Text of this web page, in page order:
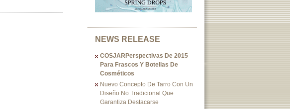
NEWS RELEASE
COSJARPerspectivas De 2015
Para Frascos Y Botellas De
Cosméticos
Nuevo Concepto De Tarro Con Un
Diseño No Tradicional Que
Garantiza Destacarse